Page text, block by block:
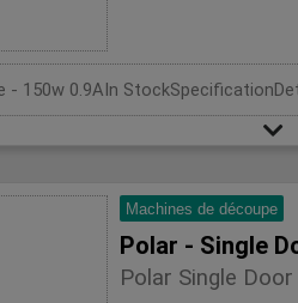
Machines de découpe
Polar - Single
Polar Single